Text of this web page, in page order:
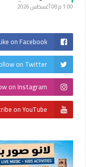
1:00 م 08 أغسطس 2026
on Facebook
on Twitter
on Instagram
on YouTube